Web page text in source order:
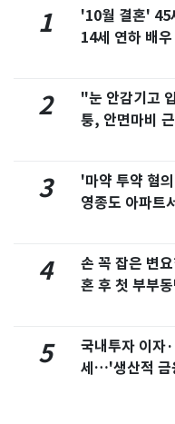
1
'10월 결혼'
14세 연하 배
2
"눈 안감기고
퉁, 안면마비
3
'마약 투약 혐
영종도 아파트
4
손 꼭 잡은 변
혼 후 첫 부부
5
국내투자 이자
세…'생산적 금